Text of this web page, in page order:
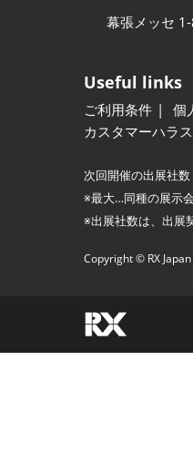
幕張メッセ
Useful links
ご利用条件 個
カスタマーハラ
次回開催の出展社
※最大…同種の展示
※出展社数は、出展
Copyright © RX Japan